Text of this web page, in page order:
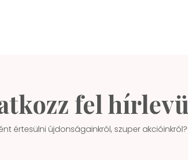
fel
értesülni újdonságainkról, szuper